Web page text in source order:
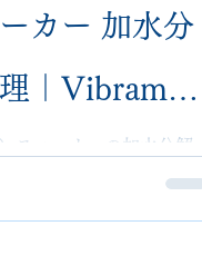
loropiana danner
カー 加水分
｜Vibram使
修理専門店
他店不可・全
スニーカーの加水分解